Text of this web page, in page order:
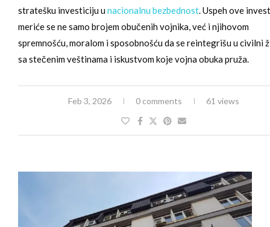
stratešku investiciju unacionalnu bezbednost. Uspeh ove
meriće se ne samo brojem obučenih vojnika, već i njihovom
spremnošću, moralom i sposobnošću da se reintegrišu u civilni
sa stečenim veštinama i iskustvom koje vojna obuka pruža.
Feb 3, 2026 0 comments 61 views